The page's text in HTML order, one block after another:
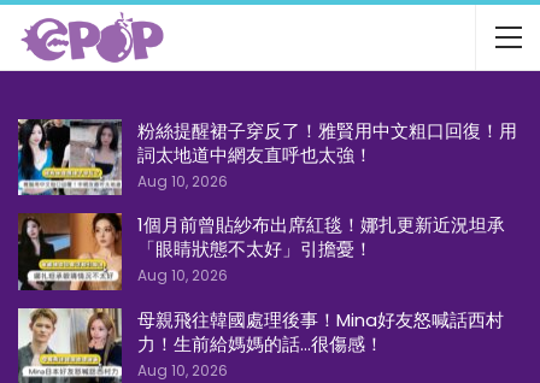
粉絲提醒裙子穿反了！雅賢用中文粗口回復！用
詞太地道中網友直呼也太強！
Aug 10, 2026
1個月前曾貼紗布出席紅毯！娜扎更新近況坦承
「眼睛狀態不太好」引擔憂！
Aug 10, 2026
母親飛往韓國處理後事！Mina好友怒喊話西村
力！生前給媽媽的話…很傷感！
Aug 10, 2026